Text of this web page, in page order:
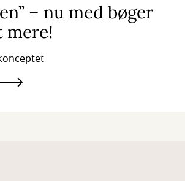
– nu med bøger
mere!